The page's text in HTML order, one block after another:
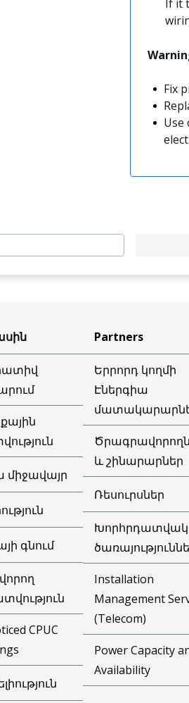
If it
Fix
Use
միջավայր
գնում
CPUC
Partners
Երրորդ կողմի
Էներգիա
և շինարարներ
Ռեսուրսներ
Installation
Management
(Telecom)
Power Capacity
Availability